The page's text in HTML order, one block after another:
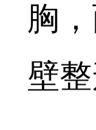
胸
壁